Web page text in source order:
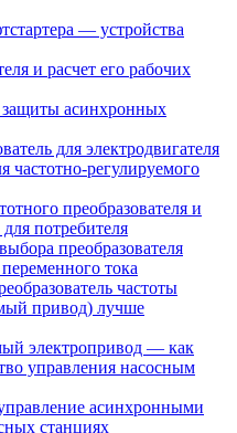
— устройства
и расчет его рабочих
асинхронных
для электродвигателя
частотно-регулируемого
преобразователя и
потребителя
преобразователя
тока
частоты
привод) лучше
электропривод — как
управления насосным
асинхронными
станциях